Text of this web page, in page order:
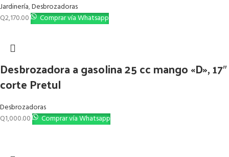
Jardinería,Desbrozadoras
Q2,170.00 Comprar vía Whatsapp
Desbrozadora a gasolina 25 cc mango «D», 17″
corte Pretul
Desbrozadoras
Q1,000.00 Comprar vía Whatsapp